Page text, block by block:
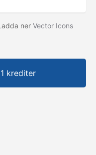
ner Vector Icons
krediter